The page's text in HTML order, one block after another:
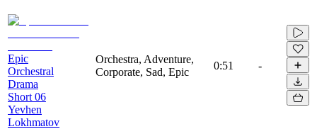
Epic
Orchestral
Drama
Short 06
Yevhen
Lokhmatov
Orchestra, Adventure,
Corporate, Sad, Epic
0:51 -